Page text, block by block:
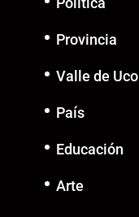
Provincia
Valle de Uco
País
Educación
Arte